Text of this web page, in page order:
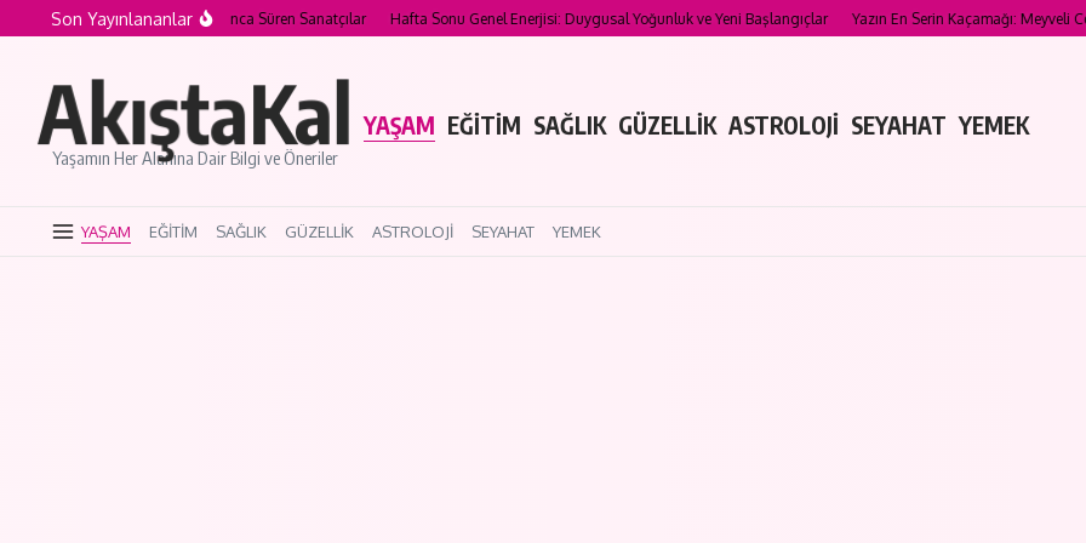
İçeriğe atlaSon Yayınlananlar
Kariyeri Nesiller Boyunca Süren Sanatçılar Hafta Sonu Genel Enerjisi: Duygusal Yoğunluk ve Yeni Başlangıçlar Yazın En Serin Kaçamağı: Meyveli Cold Brew
AkıştaKal
Yaşamın Her Alanına Dair Bilgi ve Öneriler
YAŞAM EĞİTİM SAĞLIK GÜZELLİK ASTROLOJİ SEYAHAT YEMEK
YAŞAM EĞİTİM SAĞLIK GÜZELLİK ASTROLOJİ SEYAHAT YEMEK